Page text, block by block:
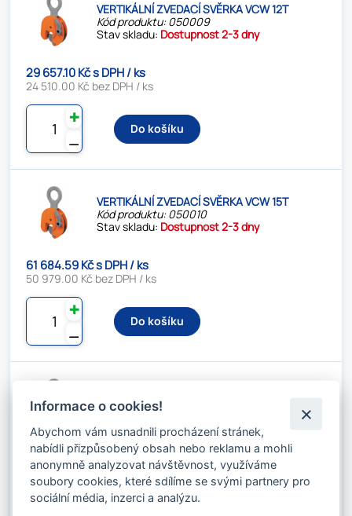
VERTIKÁLNÍ ZVEDACÍ SVĚRKA VCW 12T
Kód produktu: 050009
Stav skladu: Dostupnost 2-3 dny
29 657.10 Kč s DPH / ks
24 510.00 Kč bez DPH / ks
⚊
✚
Do košíku
VERTIKÁLNÍ ZVEDACÍ SVĚRKA VCW 15T
Kód produktu: 050010
Stav skladu: Dostupnost 2-3 dny
61 684.59 Kč s DPH / ks
50 979.00 Kč bez DPH / ks
⚊
✚
Do košíku
Kód produktu: 050011
84 104.68 Kč s DPH / ks
69 508.00 Kč bez DPH / ks
✚
Informace o cookies!
Abychom vám usnadnili procházení stránek,
nabídli přizpůsobený obsah nebo reklamu a mohli
anonymně analyzovat návštěvnost, využíváme
soubory cookies, které sdílíme se svými partnery pro
sociální média, inzerci a analýzu.